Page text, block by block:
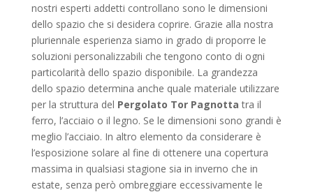
nostri esperti addetti controllano sono le dimensioni
dello spazio che si desidera coprire. Grazie alla nostra
pluriennale esperienza siamo in grado di proporre le
soluzioni personalizzabili che tengono conto di ogni
particolarità dello spazio disponibile. La grandezza
dello spazio determina anche quale materiale utilizzare
per la struttura del Pergolato Tor Pagnotta tra il
ferro, l’acciaio o il legno. Se le dimensioni sono grandi è
meglio l’acciaio. In altro elemento da considerare è
l’esposizione solare al fine di ottenere una copertura
massima in qualsiasi stagione sia in inverno che in
estate, senza però ombreggiare eccessivamente le